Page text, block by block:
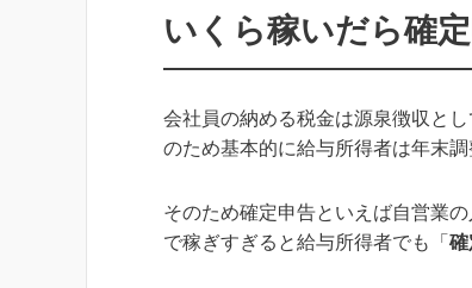
いくら稼いだら確
会社員の納める税金は源泉徴収と
のため基本的に給与所得者は年末
そのため確定申告といえば自営業
で稼ぎすぎると給与所得者でも「 確